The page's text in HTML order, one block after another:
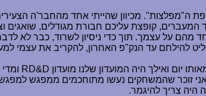
מכיוון שהייתי אחד מהחבר'ה
קופצת עליכם חבורת מגודלים, שואגים
על עצמך. תוך כדי ניסיון לשרוד, כבר לא
להילחם עד הנק"פ האחרון, להקריב את עצמי
יום ואילך היה המועדון שלנו מועדון RD&D
האלף האפל. אני זוכר שהמשחקים נעשו מתוחכמים
היה צריך להיגמר.